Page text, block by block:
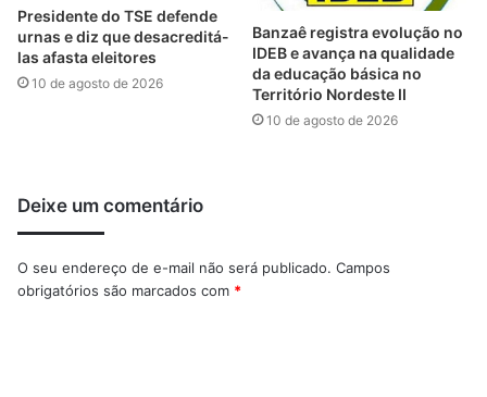
Presidente do TSE defende
urnas e diz que desacreditá-
las afasta eleitores
10 de agosto de 2026
Banzaê registra evolução no
IDEB e avança na qualidade
da educação básica no
Território Nordeste II
10 de agosto de 2026
Deixe um comentário
O seu endereço de e-mail não será publicado. Campos
obrigatórios são marcados com *